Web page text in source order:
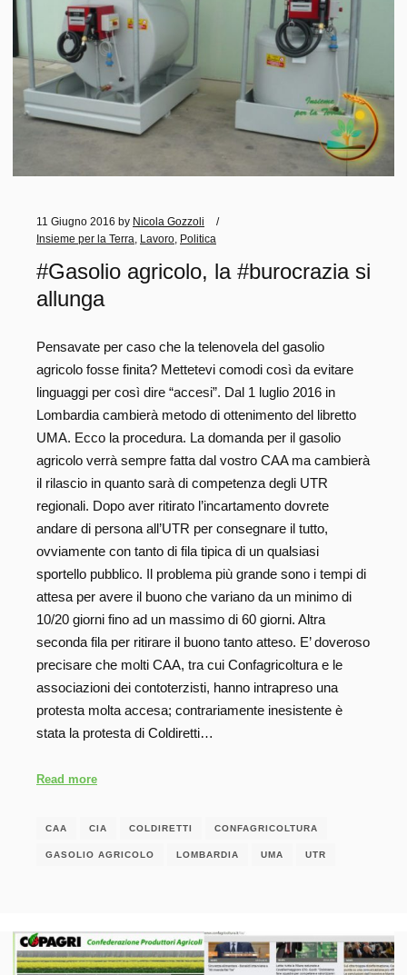
11 Giugno 2016 by Nicola Gozzoli
Insieme per la Terra
Lavoro Politica
#Gasolio agricolo, la #burocrazia si
allunga
Pensavate per caso che la telenovela del gasolio
agricolo fosse finita? Mettetevi comodi così da evitare
linguaggi per così dire “accesi”. Dal 1 luglio 2016 in
Lombardia cambierà metodo di ottenimento del libretto
UMA. Ecco la procedura. La domanda per il gasolio
agricolo verrà sempre fatta dal vostro CAA ma cambierà
il rilascio in quanto sarà di competenza degli UTR
regionali. Dopo aver ritirato l’incartamento dovrete
andare di persona all’UTR per consegnare il tutto,
ovviamente con tanto di fila tipica di un qualsiasi
sportello pubblico. Il problema più grande sono i tempi di
attesa per avere il buono che variano da un minimo di
10/20 giorni fino ad un massimo di 60 giorni. Altra
seconda fila per ritirare il buono tanto atteso. E’ doveroso
precisare che molti CAA, tra cui Confagricoltura e le
associazioni dei contoterzisti, hanno intrapreso una
protesta molta accesa; contrariamente inesistente è
stata la protesta di Coldiretti…
Read more
CAA CIA COLDIRETTI CONFAGRICOLTURA
GASOLIO AGRICOLO LOMBARDIA UMA UTR